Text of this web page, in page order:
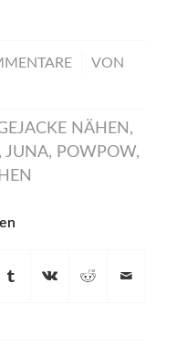
/
VON
NÄHEN ,
, JUNA, POWPOW,